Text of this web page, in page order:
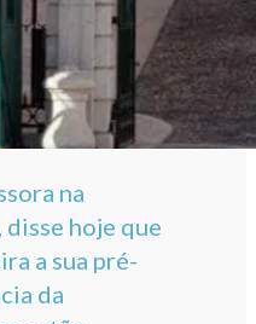
na
hoje que
a sua pré-
da